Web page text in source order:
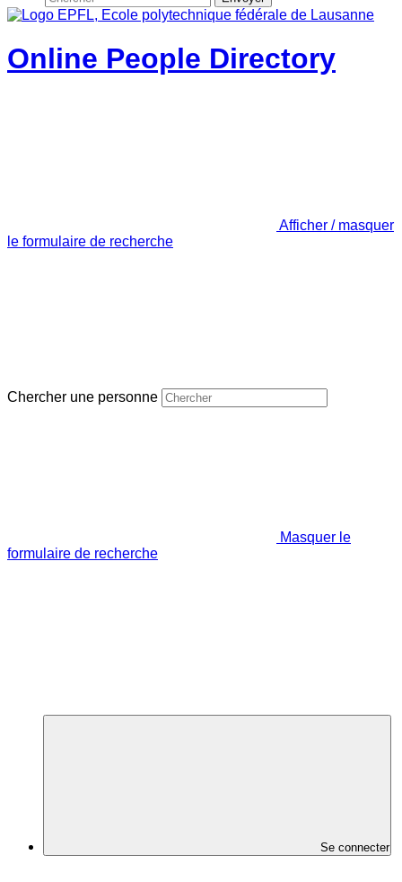
Online People Directory
Afficher / masquer
le formulaire de recherche
Chercher une personne
Masquer le
formulaire de recherche
Se connecter